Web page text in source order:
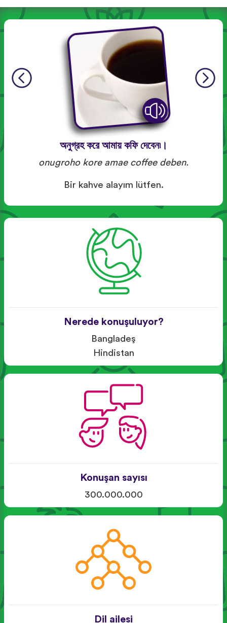
অনুগ্রহ করে আমায় কফি দেবেন৷।
onugroho kore amae coffee deben.
Bir kahve alayım lütfen.
Nerede konuşuluyor?
Bangladeş
Hindistan
Konuşan sayısı
300.000.000
Dil ailesi